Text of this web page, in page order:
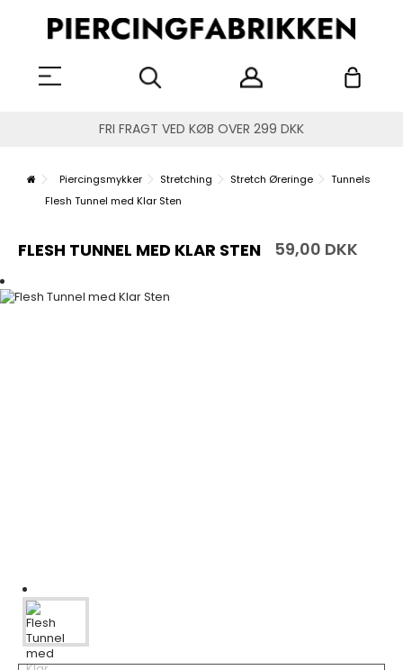
FRI FRAGT VED KØB OVER 299 DKK
Piercingsmykker Stretching Stretch Øreringe
Tunnels
Flesh Tunnel med Klar Sten
FLESH TUNNEL MED KLAR STEN 59,00 DKK